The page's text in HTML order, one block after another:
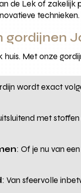
de Lek of zakelijk
technieken.
gordijnen
Met onze
wordt exact
met
: Of je nu van
: Van sfeervolle